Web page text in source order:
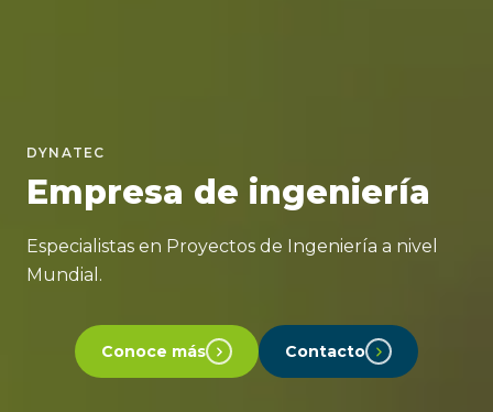
DYNATEC
Empresa de ingeniería
Especialistas en Proyectos de Ingeniería a nivel
Mundial.
Conoce más Contacto